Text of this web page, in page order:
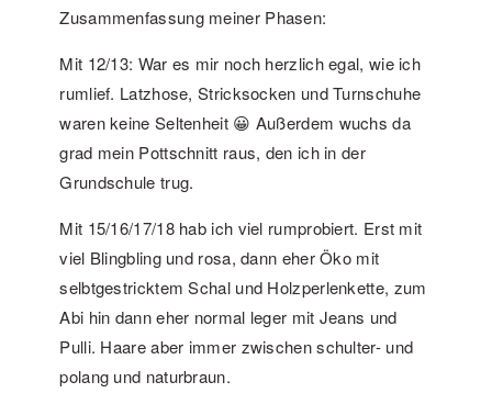
Zusammenfassung meiner Phasen:
Mit 12/13: War es mir noch herzlich egal, wie ich
rumlief. Latzhose, Stricksocken und Turnschuhe
waren keine Seltenheit 😀 Außerdem wuchs da
grad mein Pottschnitt raus, den ich in der
Grundschule trug.
Mit 15/16/17/18 hab ich viel rumprobiert. Erst mit
viel Blingbling und rosa, dann eher Öko mit
selbtgestricktem Schal und Holzperlenkette, zum
Abi hin dann eher normal leger mit Jeans und
Pulli. Haare aber immer zwischen schulter- und
polang und naturbraun.